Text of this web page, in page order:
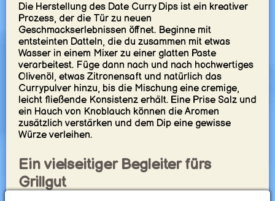
Die Herstellung des Date Curry Dips ist ein kreativer
Prozess, der die Tür zu neuen
Geschmackserlebnissen öffnet. Beginne mit
entsteinten Datteln, die du zusammen mit etwas
Wasser in einem Mixer zu einer glatten Paste
verarbeitest. Füge dann nach und nach hochwertiges
Olivenöl, etwas Zitronensaft und natürlich das
Currypulver hinzu, bis die Mischung eine cremige,
leicht fließende Konsistenz erhält. Eine Prise Salz und
ein Hauch von Knoblauch können die Aromen
zusätzlich verstärken und dem Dip eine gewisse
Würze verleihen.
Ein vielseitiger Begleiter fürs
Grillgut